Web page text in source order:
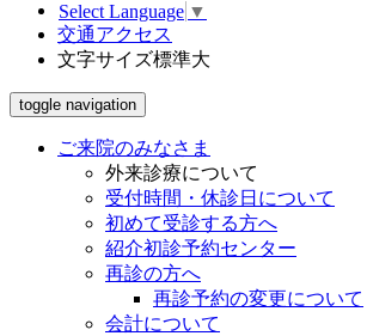
Select Language ▼
交通アクセス
文字サイズ標準大
toggle navigation
ご来院のみなさま
外来診療について
受付時間・休診日について
初めて受診する方へ
紹介初診予約センター
再診の方へ
再診予約の変更について
会計について